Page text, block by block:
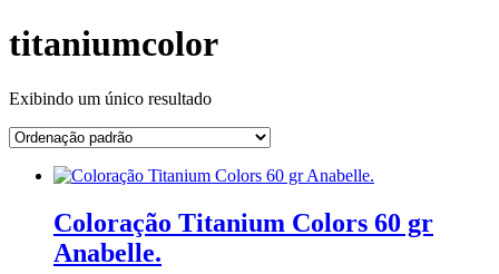
titaniumcolor
Exibindo um único resultado
Coloração Titanium Colors 60 gr
Anabelle.